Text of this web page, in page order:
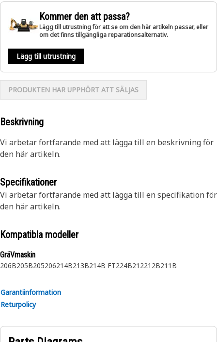
Kommer den att passa?
Lägg till utrustning för att se om den här artikeln passar, eller
om det finns tillgängliga reparationsalternativ.
Lägg till utrustning
PRODUKTEN HAR UPPHÖRT ATT SÄLJAS
Beskrivning
Vi arbetar fortfarande med att lägga till en beskrivning för
den här artikeln.
Specifikationer
Vi arbetar fortfarande med att lägga till en specifikation för
den här artikeln.
Kompatibla modeller
GräVmaskin
206B205B205206214B213B214B FT224B212212B211B
Garantiinformation
Returpolicy